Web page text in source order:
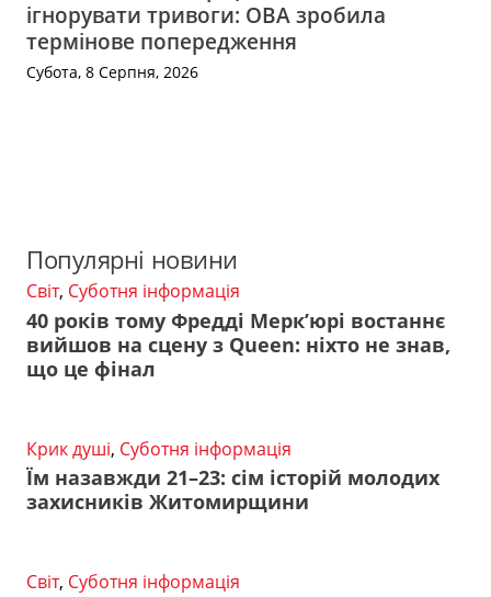
ігнорувати тривоги: ОВА зробила
термінове попередження
Субота, 8 Серпня, 2026
Популярні новини
Світ, Суботня інформація
40 років тому Фредді Мерк’юрі востаннє
вийшов на сцену з Queen: ніхто не знав,
що це фінал
Крик душі, Суботня інформація
Їм назавжди 21–23: сім історій молодих
захисників Житомирщини
Світ, Суботня інформація